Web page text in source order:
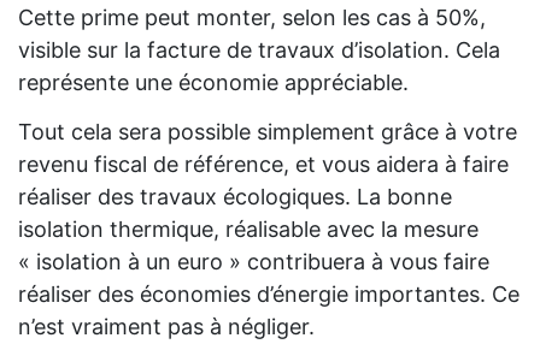
Cette prime peut monter, selon les cas à 50%,
visible sur la facture de travaux d’isolation. Cela
représente une économie appréciable.
Tout cela sera possible simplement grâce à votre
revenu fiscal de référence, et vous aidera à faire
réaliser des travaux écologiques. La bonne
isolation thermique, réalisable avec la mesure
« isolation à un euro » contribuera à vous faire
réaliser des économies d’énergie importantes. Ce
n’est vraiment pas à négliger.